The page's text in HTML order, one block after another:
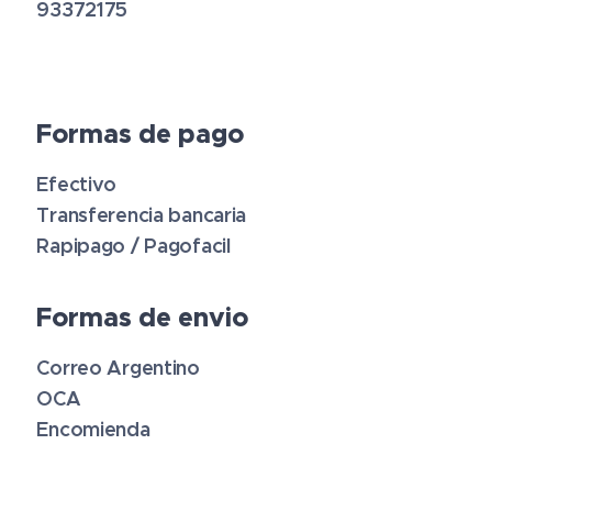
93372175
Formas de pago
Efectivo
Transferencia bancaria
Rapipago / Pagofacil
Formas de envio
Correo Argentino
OCA
Encomienda